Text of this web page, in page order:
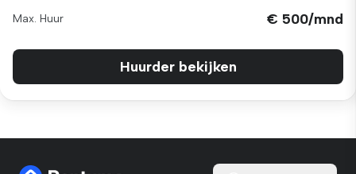
Max. Huur € 500/mnd
Huurder bekijken